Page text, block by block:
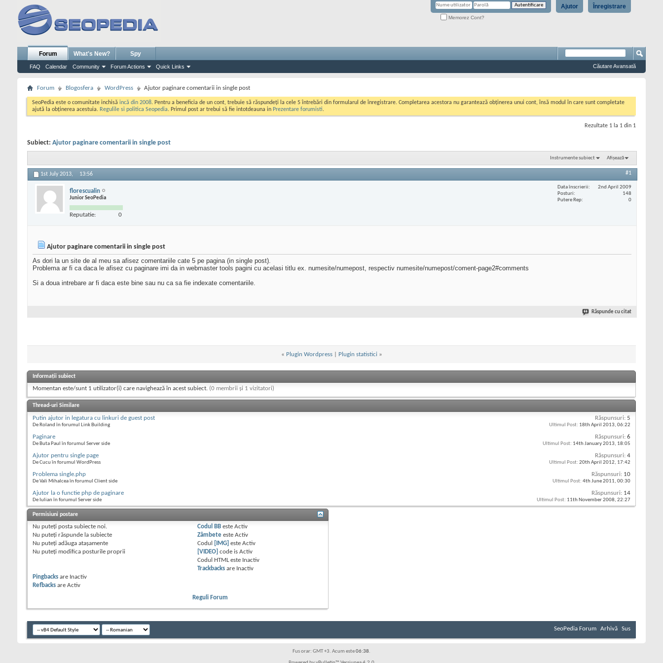
Înregistrare
Ajutor
Memorez Cont?
Forum
FAQ Calendar Community Forum Actions Quick Links
What's New? Spy
Căutare Avansată
Forum Blogosfera WordPress Ajutor paginare comentarii in single post
SeoPedia este o comunitate inchisă incă din 2008. Pentru a beneficia de un cont, trebuie să răspundeți la cele 5 întrebări din formularul de înregistrare. Completarea acestora nu garantează obținerea unui cont, însă modul în care sunt completate
ajută la obținerea acestuia. Regulile si politica Seopedia. Primul post ar trebui să fie intotdeauna in Prezentare forumisti.
Rezultate 1 la 1 din 1
Subiect: Ajutor paginare comentarii in single post
Instrumente subiect Afișează
1st July 2013, 13:56 #1
florescualin
Junior SeoPedia
Reputatie: 0
Data înscrierii
2nd April 2009
Posturi
148
Putere Rep
0
Ajutor paginare comentarii in single post
As dori la un site de al meu sa afisez comentariile cate 5 pe pagina (in single post).
Problema ar fi ca daca le afisez cu paginare imi da in webmaster tools pagini cu acelasi titlu ex. numesite/numepost, respectiv numesite/numepost/coment-page2#comments
Si a doua intrebare ar fi daca este bine sau nu ca sa fie indexate comentariile.
Răspunde cu citat
« Plugin Wordpress| Plugin statistici »
Informații subiect
Momentan este/sunt 1 utilizator(i) care navighează în acest subiect. (0 membrii și 1 vizitatori)
Thread-uri Similare
Putin ajutor in legatura cu linkuri de guest post
De Roland în forumul Link Building
Răspunsuri: 5
Ultimul Post: 18th April 2013, 06:22
Paginare
De Buta Paul în forumul Server side
Răspunsuri: 6
Ultimul Post: 14th January 2013, 18:05
Ajutor pentru single page
De Cucu în forumul WordPress
Răspunsuri: 4
Ultimul Post: 20th April 2012, 17:42
Problema single.php
De Vali Mihalcea în forumul Client side
Răspunsuri: 10
Ultimul Post: 4th June 2011, 00:30
Ajutor la o functie php de paginare
De Iulian în forumul Server side
Răspunsuri: 14
Ultimul Post: 11th November 2008, 22:27
Permisiuni postare
Nu puteţi posta subiecte noi.
Nu puteţi răspunde la subiecte
Nu puteţi adăuga ataşamente
Nu puteţi modifica posturile proprii
Codul BB esteActiv
Zâmbete esteActiv
Codul
[IMG] esteActiv
[VIDEO] code isActiv
Codul HTML este Inactiv
Trackbacks are Inactiv
Pingbacks are Inactiv
Refbacks are Activ
Reguli Forum
SeoPedia Forum Arhivă Sus
Fus orar: GMT +3. Acum este06:38.